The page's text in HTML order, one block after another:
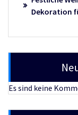
Dekoration
Es sind keine